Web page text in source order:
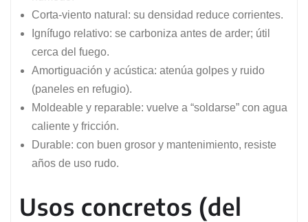
Corta-viento natural: su densidad reduce corrientes.
Ignífugo relativo: se carboniza antes de arder; útil
cerca del fuego.
Amortiguación y acústica: atenúa golpes y ruido
(paneles en refugio).
Moldeable y reparable: vuelve a “soldarse” con agua
caliente y fricción.
Durable: con buen grosor y mantenimiento, resiste
años de uso rudo.
Usos concretos (del